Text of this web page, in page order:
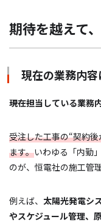
期待を越えて
現在の業務内容
―――現在担当している業
受注した工事の“契約
ます。いわゆる「内勤
のが、恒電社の施工管
例えば、 太陽光発電シ
やスケジュール管理、